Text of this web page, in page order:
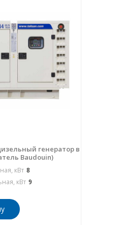
генератор в
Baudouin)
кВт 8
кВт 9